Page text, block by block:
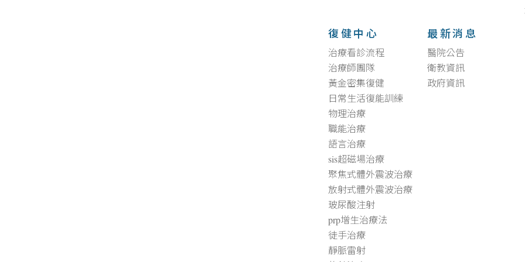
復健中心
治療看診流程
治療師團隊
黃金密集復健
日常生活復能訓練
物理治療
職能治療
語言治療
sis超磁場治療
聚焦式體外震波治療
放射式體外震波治療
玻尿酸注射
prp增生治療法
徒手治療
靜脈雷射
最新消息
醫院公告
衛教資訊
政府資訊